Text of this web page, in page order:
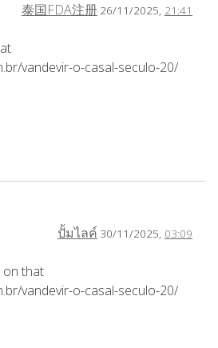
泰国FDA注册 26/11/2025, 21:41
vandevir-o-casal-seculo-20/
ปั้มไลค์ 30/11/2025, 03:09
that
vandevir-o-casal-seculo-20/